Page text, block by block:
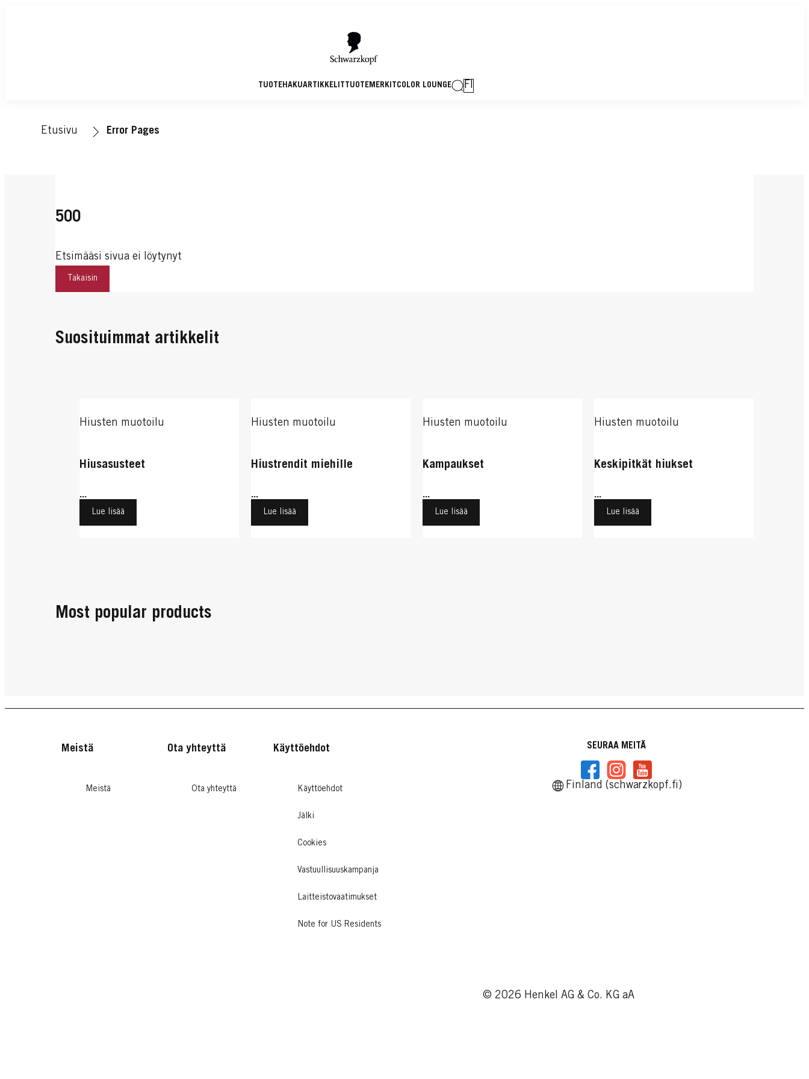
TUOTEHAKUARTIKKELIT TUOTEMERKIT COLOR LOUNGE FI
Etusivu Error Pages
500
Etsimääsi sivua ei löytynyt
Takaisin
Suosituimmat artikkelit
Hiusten muotoilu
Hiusasusteet
...
Lue lisää
Hiusten muotoilu
Hiustrendit miehille
...
Lue lisää
Hiusten muotoilu
Kampaukset
...
Lue lisää
Hiusten muotoilu
Keskipitkät hiukset
...
Lue lisää
Lyhyet hiukset
Most popular products
Meistä
Meistä
Ota yhteyttä
Ota yhteyttä
Käyttöehdot
Käyttöehdot
Jälki
Cookies
Vastuullisuuskampanja
Laitteistovaatimukset
Note for US Residents
SEURAA MEITÄ
Finland (schwarzkopf.fi)
© 2026 Henkel AG & Co. KG aA